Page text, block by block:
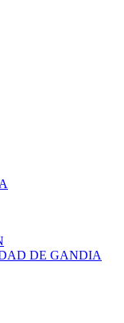
DE GANDIA